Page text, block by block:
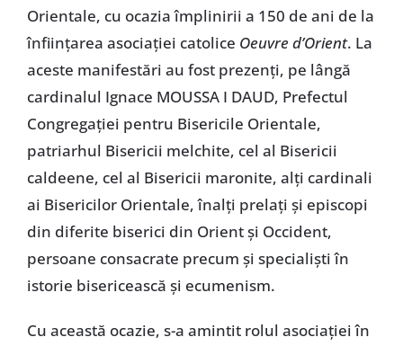
Orientale, cu ocazia împlinirii a 150 de ani de la
înfiinţarea asociaţiei catolice Oeuvre d’Orient. La
aceste manifestări au fost prezenţi, pe lângă
cardinalul Ignace MOUSSA I DAUD, Prefectul
Congregaţiei pentru Bisericile Orientale,
patriarhul Bisericii melchite, cel al Bisericii
caldeene, cel al Bisericii maronite, alţi cardinali
ai Bisericilor Orientale, înalţi prelaţi şi episcopi
din diferite biserici din Orient şi Occident,
persoane consacrate precum şi specialişti în
istorie bisericească şi ecumenism.
Cu această ocazie, s-a amintit rolul asociaţiei în